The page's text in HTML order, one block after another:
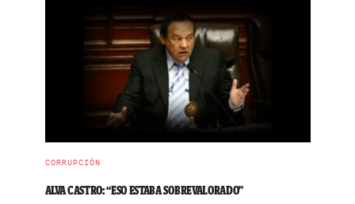
CORRUPCIÓN
ALVA CASTRO: “ESO ESTABA SOBREVALORADO”